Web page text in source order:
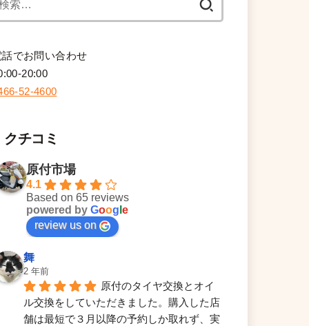
話でお問い合わせ
20:00
52-4600
クチコミ
原付市場
4.1
Based on 65 reviews
powered by Goog e
review us on
舞
2 年前
原付のタイヤ交換とオイ
ル交換をしていただきました。購入した店
舗は最短で３月以降の予約しか取れず、実